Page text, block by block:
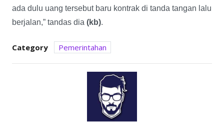
ada dulu uang tersebut baru kontrak di tanda tangan lalu
berjalan,” tandas dia (kb).
Category Pemerintahan